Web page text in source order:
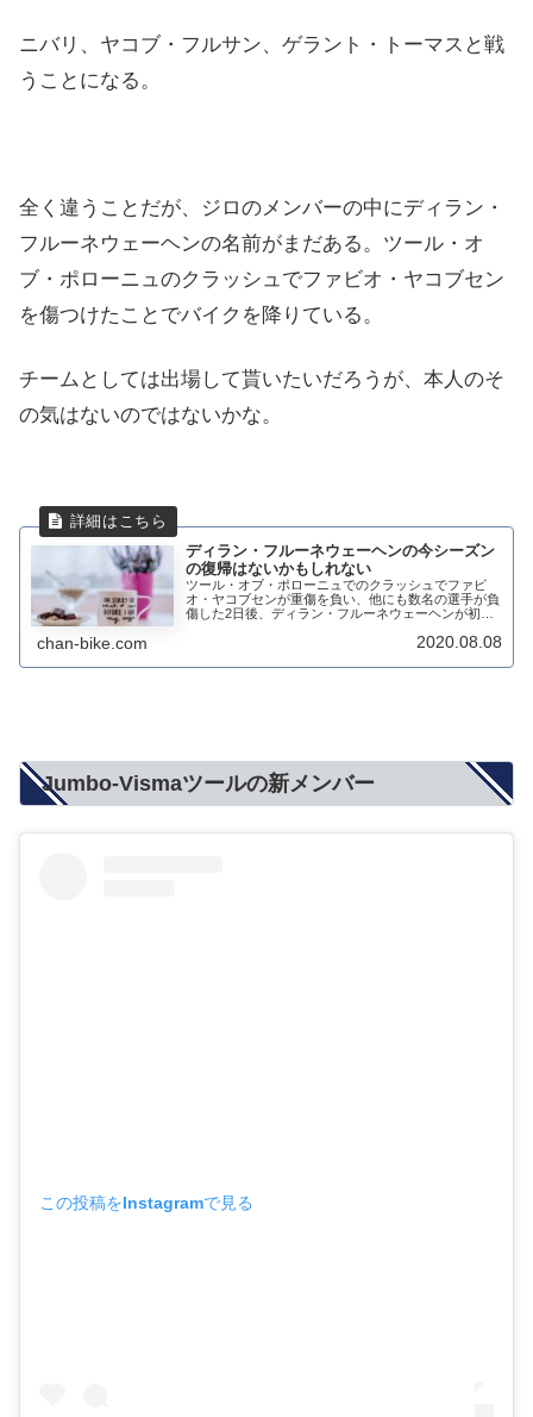
ニバリ、ヤコブ・フルサン、ゲラント・トーマスと戦
うことになる。
全く違うことだが、ジロのメンバーの中にディラン・
フルーネウェーヘンの名前がまだある。ツール・オ
ブ・ポローニュのクラッシュでファビオ・ヤコブセン
を傷つけたことでバイクを降りている。
チームとしては出場して貰いたいだろうが、本人のそ
の気はないのではないかな。
ディラン・フルーネウェーヘンの今シーズン
の復帰はないかもしれない
ツール・オブ・ポローニュでのクラッシュでファビ
オ・ヤコブセンが重傷を負い、他にも数名の選手が負
傷した2日後、ディラン・フルーネウェーヘンが初め
で、UCIがさらなる制裁を課すかどうかの判断を下す
chan-bike.com 2020.08.08
Jumbo-Vismaツールの新メンバー
この投稿をInstagramで見る